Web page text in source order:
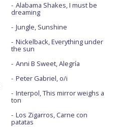
Alabama Shakes, I must be
dreaming
Jungle, Sunshine
Nickelback, Everything under
the sun
Anni B Sweet, Alegría
Peter Gabriel, o/i
Interpol, This mirror weighs a
ton
Los Zigarros, Carne con
patatas